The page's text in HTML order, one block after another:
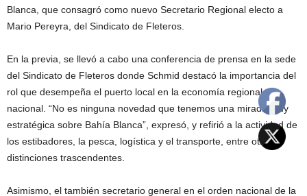
Blanca, que consagró como nuevo Secretario Regional electo a
Mario Pereyra, del Sindicato de Fleteros.
En la previa, se llevó a cabo una conferencia de prensa en la sede
del Sindicato de Fleteros donde Schmid destacó la importancia del
rol que desempeña el puerto local en la economía regional y
nacional. “No es ninguna novedad que tenemos una mirada muy
estratégica sobre Bahía Blanca”, expresó, y refirió a la actividad de
los estibadores, la pesca, logística y el transporte, entre otras
distinciones trascendentes.
Asimismo, el también secretario general en el orden nacional de la